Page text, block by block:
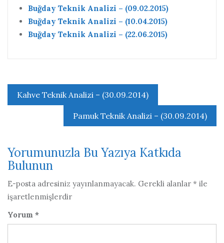
Buğday Teknik Analizi – (09.02.2015)
Buğday Teknik Analizi – (10.04.2015)
Buğday Teknik Analizi – (22.06.2015)
Yazı
gezinmesi
Kahve Teknik Analizi – (30.09.2014)
Pamuk Teknik Analizi – (30.09.2014)
Yorumunuzla Bu Yazıya Katkıda
Bulunun
E-posta adresiniz yayınlanmayacak. Gerekli alanlar * ile
işaretlenmişlerdir
Yorum *